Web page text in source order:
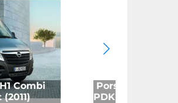
Combi
Porsche 911
PDK (2025)